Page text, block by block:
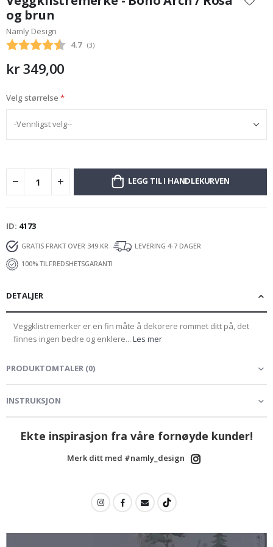
begynnelsen
av
bildegalleri
og brun
Namly Design
Gjennomsnittskarakter:
4.7 (stemmer:
3)
kr 349,00
Velg størrelse
LEGG TIL I HANDLEKURVEN
ID 4173
GRATIS FRAKT OVER 349 KR
LEVERING 4-7 DAGER
100% TILFREDSHETSGARANTI
DETALJER
Veggklistremerker er en fin måte å dekorere rommet ditt på, det
finnes ingen bedre og enklere... Les mer
PRODUKTOMTALER (0)
INSTRUKSJON
Ekte inspirasjon fra våre fornøyde kunder!
Merk ditt med #namly_design